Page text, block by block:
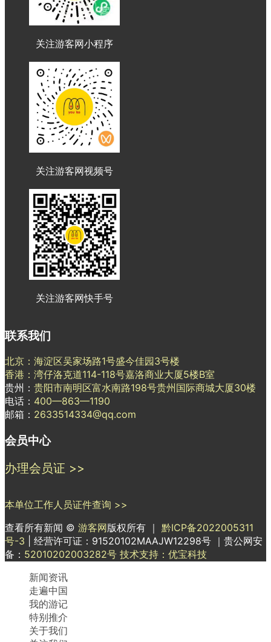
关注游客网小程序
关注游客网视频号
关注游客网快手号
联系我们
北京：海淀区吴家场路1号盛今佳园3号楼
香港：湾仔洛克道114-118号嘉洛商业大厦5楼B室
贵州： 贵阳市南明区富水南路198号贵州国际商城大厦30楼
电话： 400—863—1190
邮箱： 2633514334@qq.com
会员中心
办理会员证 >>
本单位工作人员证件查询 >>
查看所有新闻 © 游客网版权所有 ｜ 黔ICP备2022005311
号-3
| 经营许可证：91520102MAAJW12298号 ｜贵公网安
备： 52010202003282号 技术支持：优宝科技
新闻资讯
走遍中国
我的游记
特别推介
关于我们